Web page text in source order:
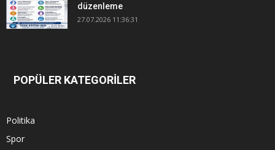
düzenleme
27.07.2026 11:36:31
POPÜLER KATEGORİLER
Politika
Spor